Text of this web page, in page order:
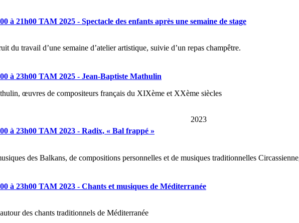
à 21h00 TAM 2025 - Spectacle des enfants après une semaine de stage
du travail d’une semaine d’atelier artistique, suivie d’un repas champêtre.
à 23h00 TAM 2025 - Jean-Baptiste Mathulin
œuvres de compositeurs français du XIXème et XXème siècles
2023
à 23h00 TAM 2023 - Radix, « Bal frappé »
des Balkans, de compositions personnelles et de musiques traditionnelles
à 23h00 TAM 2023 - Chants et musiques de Méditerranée
des chants traditionnels de Méditerranée